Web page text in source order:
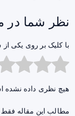
نظر شما در
با کلیک بر روی یکی از ستاره ها از ۱
هیچ نظری داده نشده
مطالب این مقاله